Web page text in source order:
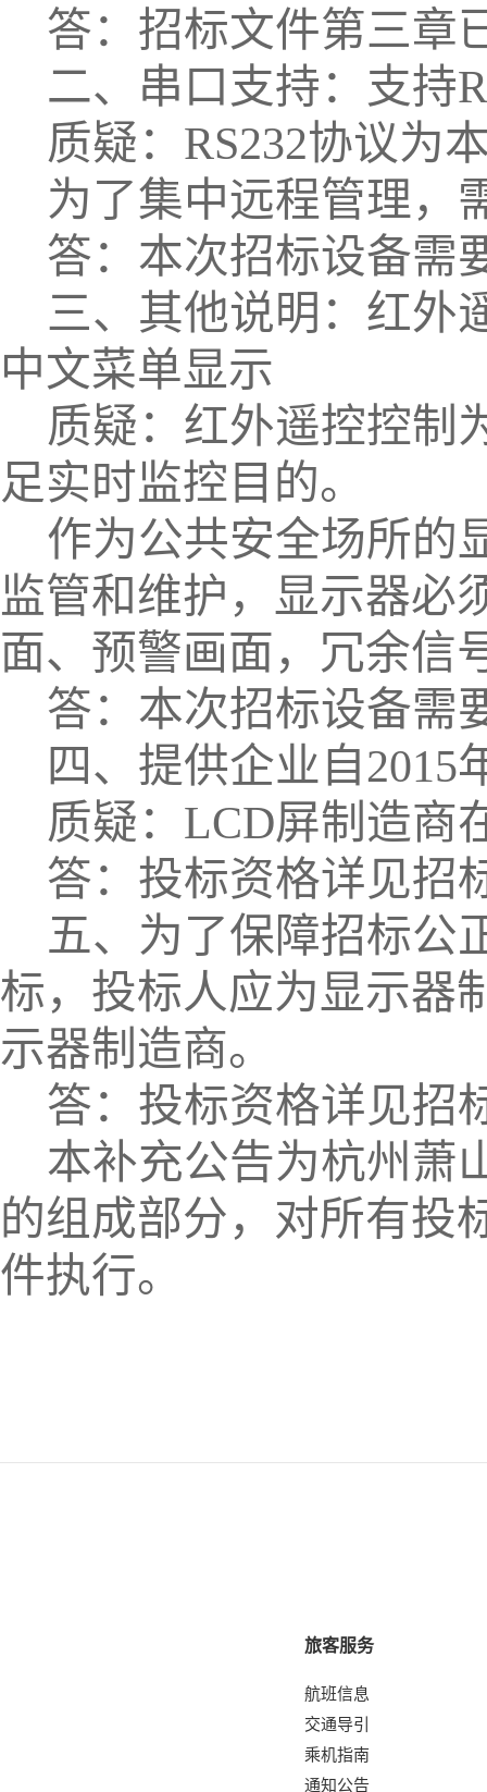
答：招标文件第三章
二、串口支持：支持
质疑： RS232协议为
为了集中远程管理，
答：本次招标设备需
三、其他说明：红外
中文菜单显示
质疑：红外遥控控制
足实时监控目的。
作为公共安全场所的
监管和维护，显示器必
面、预警画面，冗余信
答：本次招标设备需
四、提供企业自2015
质疑： LCD屏制造商
答： 投标资格详见招
五、为了保障招标公
标，投标人应为显示器
示器制造商。
答： 投标资格详见招
本补充公告为杭州萧
的组成部分，对所有投
件执行。
旅客服务
航班信息
交通导引
乘机指南
通知公告